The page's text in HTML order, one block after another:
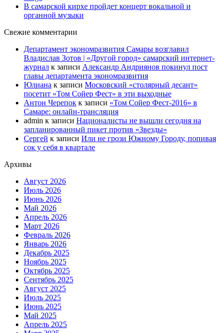
В самарской кирхе пройдет концерт вокальной и
органной музыки
Свежие комментарии
Департамент экономразвития Самары возглавил
Владислав Зотов | «Другой город» самарский интернет-
журнал к записи Александр Андриянов покинул пост
главы департамента экономразвития
Юлиана к записи Московский «столярный десант»
посетит «Том Сойер Фест» в эти выходные
Антон Черепок к записи «Том Сойер Фест-2016» в
Самаре: онлайн-трансляция
admin к записи Националисты не вышли сегодня на
запланированный пикет против «Звезды»
Сергей к записи Или не грози Южному Городу, попивая
сок у себя в квартале
Архивы
Август 2026
Июль 2026
Июнь 2026
Май 2026
Апрель 2026
Март 2026
Февраль 2026
Январь 2026
Декабрь 2025
Ноябрь 2025
Октябрь 2025
Сентябрь 2025
Август 2025
Июль 2025
Июнь 2025
Май 2025
Апрель 2025